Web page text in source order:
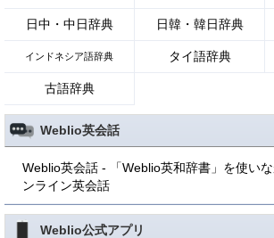
日中・中日辞典 日韓・韓日辞典
インドネシア語辞典 タイ語辞典
古語辞典
Weblio英会話
Weblio英会話 - 「Weblio英和辞書」を使い
ンライン英会話
Weblio公式アプリ